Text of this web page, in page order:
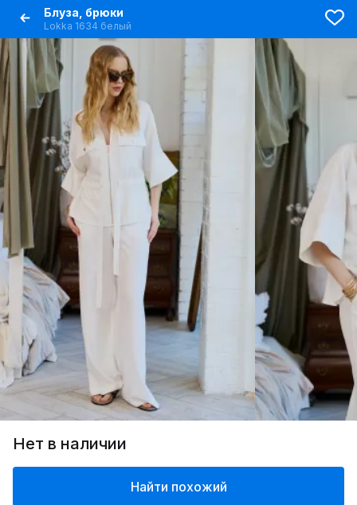
Блуза, брюки
Lokka 1634 белый
Нет в наличии
Найти похожий